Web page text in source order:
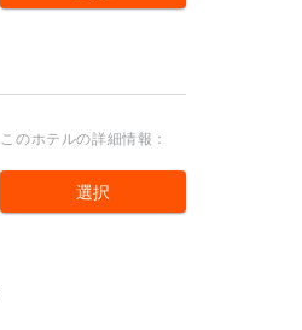
このホテルの詳細情報：
選択